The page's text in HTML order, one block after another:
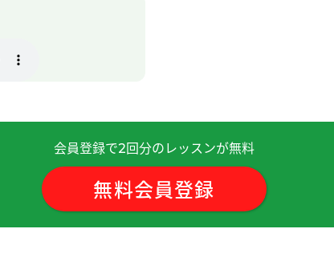
是对外国人来说，好不好不知道。下次见( 40代 男性 )
是夏天的时候比较长。下次课也很期待！ ( 50代 女性 )
不是给我，一个包裹。
会員登録で2回分のレッスンが無料
無料会員登録